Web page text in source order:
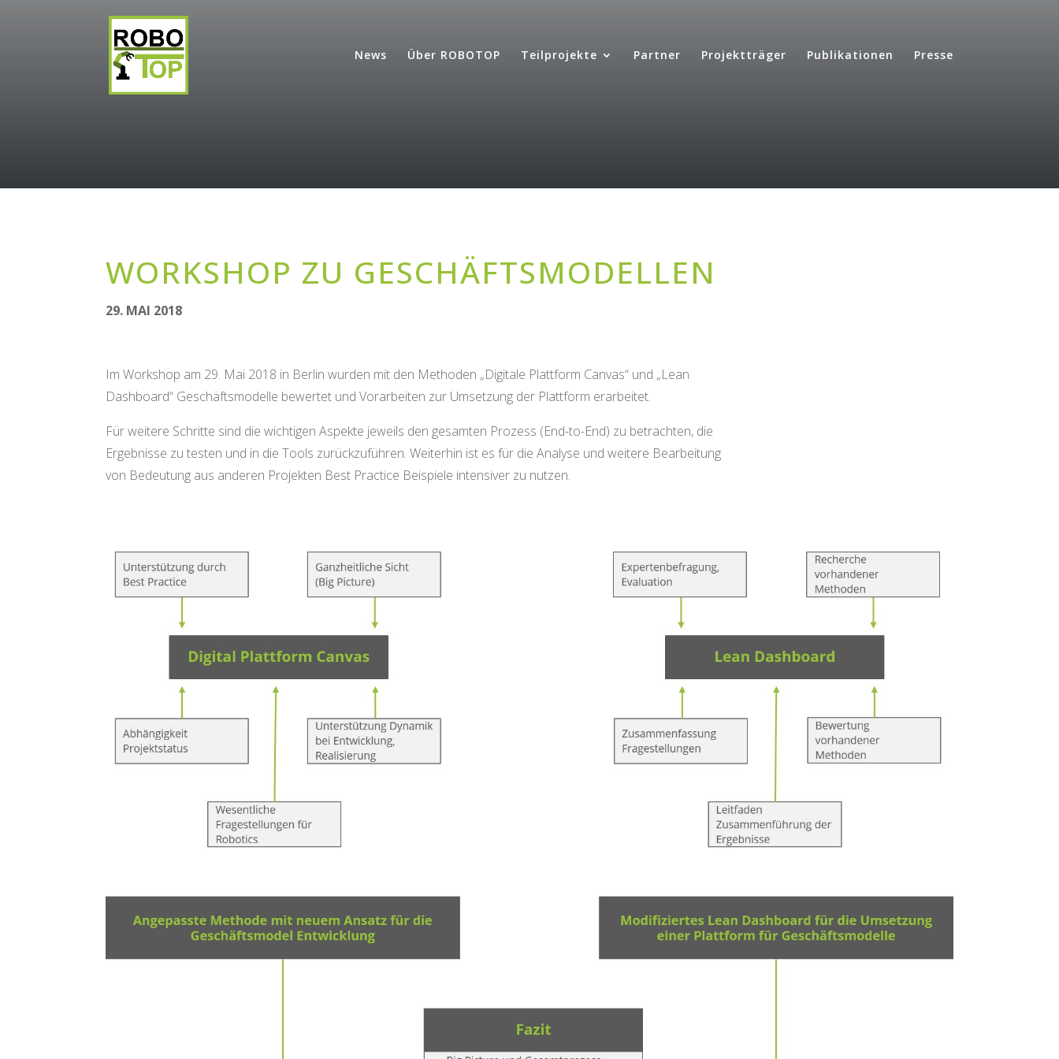
News Über ROBOTOP Teilprojekte Partner Projektträger Publikationen Presse
WORKSHOP ZU GESCHÄFTSMODELLEN
29. MAI 2018
Im Workshop am 29. Mai 2018 in Berlin wurden mit den Methoden „Digitale Plattform Canvas“ und „Lean
Dashboard“ Geschäftsmodelle bewertet und Vorarbeiten zur Umsetzung der Plattform erarbeitet.
Für weitere Schritte sind die wichtigen Aspekte jeweils den gesamten Prozess (End-to-End) zu betrachten, die
Ergebnisse zu testen und in die Tools zurückzuführen. Weiterhin ist es für die Analyse und weitere Bearbeitung
von Bedeutung aus anderen Projekten Best Practice Beispiele intensiver zu nutzen.